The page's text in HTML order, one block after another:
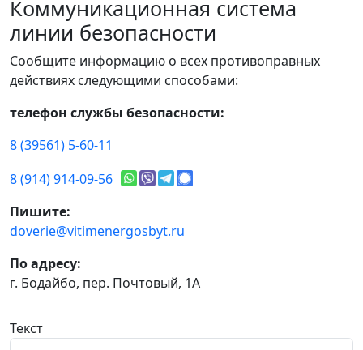
Коммуникационная система
линии безопасности
Сообщите информацию о всех противоправных
действиях следующими способами:
телефон службы безопасности:
8 (39561) 5-60-11
8 (914) 914-09-56
Пишите:
doverie@vitimenergosbyt.ru
По адресу:
г. Бодайбо, пер. Почтовый, 1А
Текст